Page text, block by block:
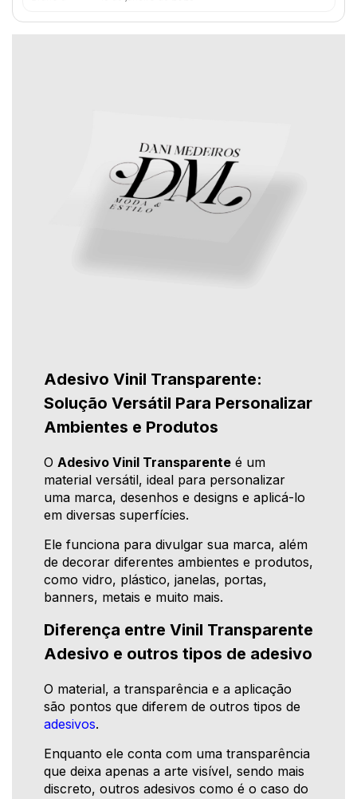
Adesivo Vinil Transparente:
Solução Versátil Para Personalizar
Ambientes e Produtos
O Adesivo Vinil Transparente é um
material versátil, ideal para personalizar
uma marca, desenhos e designs e aplicá-lo
em diversas superfícies.
Ele funciona para divulgar sua marca, além
de decorar diferentes ambientes e produtos,
como vidro, plástico, janelas, portas,
banners, metais e muito mais.
Diferença entre Vinil Transparente
Adesivo e outros tipos de adesivo
O material, a transparência e a aplicação
são pontos que diferem de outros tipos de
adesivos.
Enquanto ele conta com uma transparência
que deixa apenas a arte visível, sendo mais
discreto, outros adesivos como é o caso do